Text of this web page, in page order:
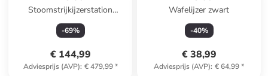
Stoomstrijkijzerstation
"Express Protect" blauw
-69%
€ 144,99
Adviesprijs (AVP): € 479,99*
Wafelijzer zwart
-40%
€ 38,99
Adviesprijs (AVP): € 64,99*